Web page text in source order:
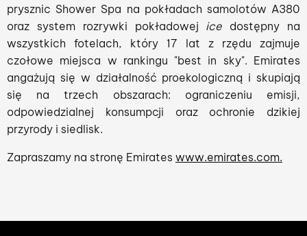
prysznic Shower Spa na pokładach samolotów A380
oraz system rozrywki pokładowej ice dostępny na
wszystkich fotelach, który 17 lat z rzędu zajmuje
czołowe miejsca w rankingu "best in sky". Emirates
angażują się w działalność proekologiczną i skupiają
się na trzech obszarach: ograniczeniu emisji,
odpowiedzialnej konsumpcji oraz ochronie dzikiej
przyrody i siedlisk.
Zapraszamy na stronę Emirates www.emirates.com.